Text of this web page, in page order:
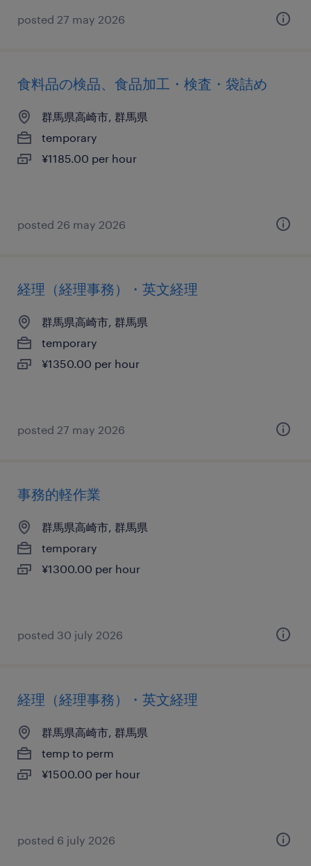
posted 27 may 2026
食料品の検品、食品加工・検査・袋詰め
群馬県高崎市, 群馬県
temporary
¥1185.00 per hour
posted 26 may 2026
経理（経理事務）・英文経理
群馬県高崎市, 群馬県
temporary
¥1350.00 per hour
posted 27 may 2026
事務的軽作業
群馬県高崎市, 群馬県
temporary
¥1300.00 per hour
posted 30 july 2026
経理（経理事務）・英文経理
群馬県高崎市, 群馬県
temp to perm
¥1500.00 per hour
posted 6 july 2026